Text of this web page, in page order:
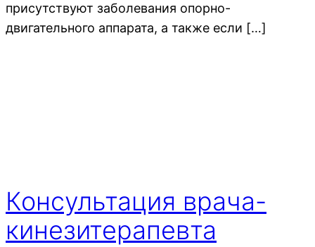
присутствуют заболевания опорно-
двигательного аппарата, а также если […]
Консультация врача-
кинезитерапевта